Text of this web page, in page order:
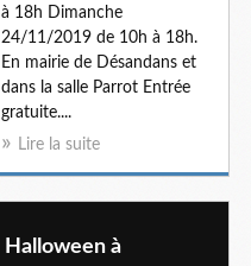
à 18h Dimanche
24/11/2019 de 10h à 18h.
En mairie de Désandans et
dans la salle Parrot Entrée
gratuite....
Lire la suite
Halloween à